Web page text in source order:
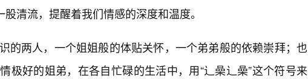
股清流，提醒着我们情感的深度和温度。
的两人，一个姐姐般的体贴关怀，一个弟弟般的依赖崇拜；也
极好的姐弟，在各自忙碌的生活中，用“辶喿辶喿”这个符号来